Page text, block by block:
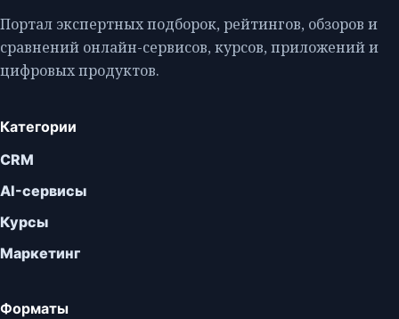
Портал экспертных подборок, рейтингов, обзоров и
сравнений онлайн-сервисов, курсов, приложений и
цифровых продуктов.
Категории
CRM
AI-сервисы
Курсы
Маркетинг
Форматы